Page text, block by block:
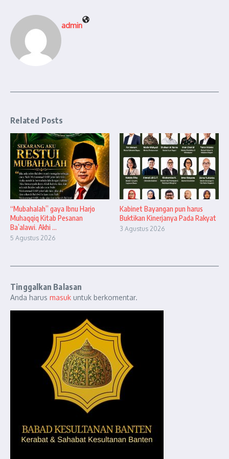
admin
Related Posts
“Mubahalah” gaya Ibnu Harjo
Muhaqqiq Kitab Pesanan
Ba’alawi. Akhi ...
5 Agustus 2026
Kabinet Bayangan pun harus
Buktikan Kinerjanya Pada Rakyat
3 Agustus 2026
Tinggalkan Balasan
Anda harus masuk untuk berkomentar.